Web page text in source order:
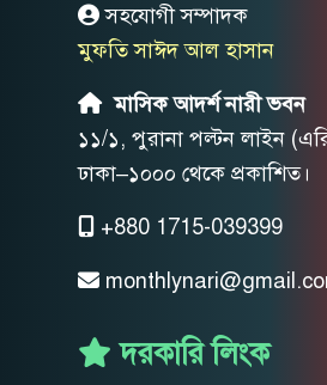
সহযোগী সম্পাদক
মুফতি সাঈদ আল হাসান
মাসিক আদর্শ নারী ভবন
১১/১, পুরানা পল্টন লাইন
ঢাকা–১০০০ থেকে প্রকাশিত।
+880 1715-039399
দরকারি লিংক